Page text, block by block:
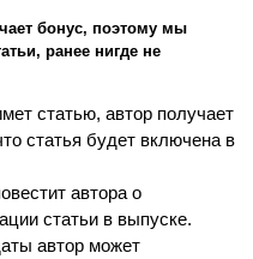
бонус, поэтому мы
ранее нигде не
статью, автор получает
статья будет включена в
автора о
статьи в выпуске.
автор может